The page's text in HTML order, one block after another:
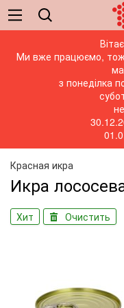
Ми вже працюємо, тож
з понеділка
Красная икра
Икра
Хит Очистить